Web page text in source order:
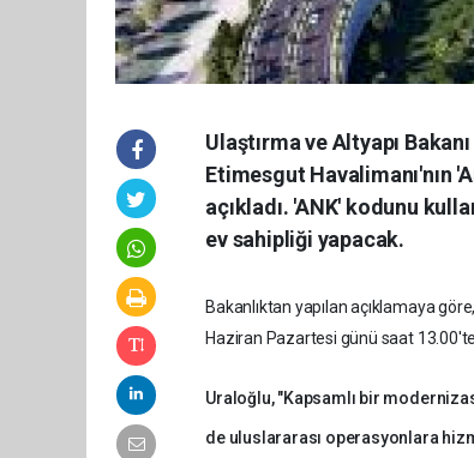
Ulaştırma ve Altyapı
Etimesgut Havalimanı'nın
açıkladı. 'ANK' kodunu
ev sahipliği yapacak.
Bakanlıktan yapılan açıklamaya
Haziran Pazartesi günü saat
Uraloğlu, "Kapsamlı bir
de uluslararası operasyonlara